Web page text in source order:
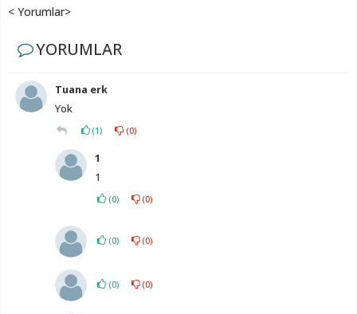
< Yorumlar>
YORUMLAR
Tuana erk
Yok
(1) (0)
1
1
(0) (0)
(0) (0)
(0) (0)